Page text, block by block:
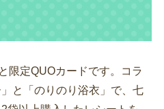
限定QUOカードです。コラ
と「のりのり浴衣」で、七